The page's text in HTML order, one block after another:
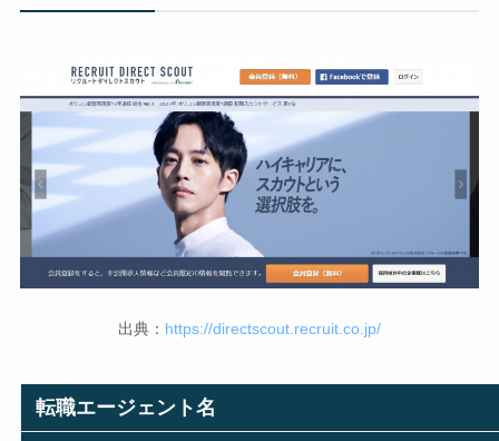
出典： https://directscout.recruit.co.jp/
転職エージェント名